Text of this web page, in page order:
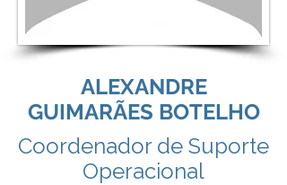
ALEXANDRE
GUIMARÃES BOTELHO
Coordenador de Suporte
Operacional